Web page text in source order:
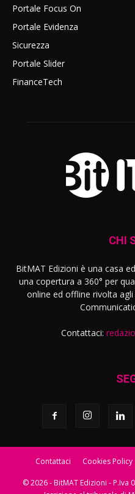
Portale Focus On
Portale Evidenza
Sicurezza
Portale Slider
FinanceTech
CHI
BitMAT Edizioni è una casa
una copertura a 360° per
online ed offline rivolta
Contattaci:
Contattaci Cookies Policy
© 2026 - BitMAT Edizioni -